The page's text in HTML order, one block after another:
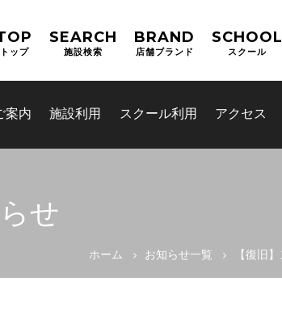
トップ
SEARCH
施設検索
BRAND
店舗ブランド
SCHOOL
スクール
案内 施設利用 スクール利用 アクセス
お問合せフォーム
高槻市スポーツ施設情報システム(オーパ
せ
ホーム お知らせ一覧